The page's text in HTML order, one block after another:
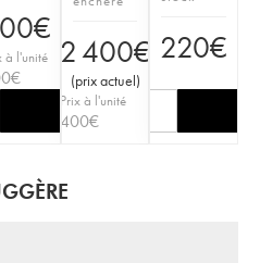
€
à l'unité
€
2 400€
(prix actuel)
Prix à l'unité
400€
220€